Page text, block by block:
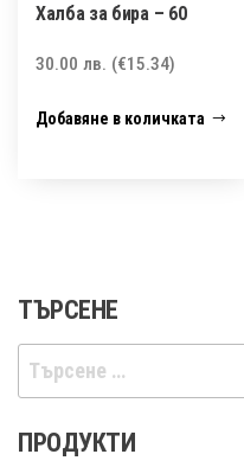
Халба за бира – 60
30.00 лв. (€15.34)
Добавяне в количката
ТЪРСЕНЕ
Търсене
за:
ПРОДУКТИ